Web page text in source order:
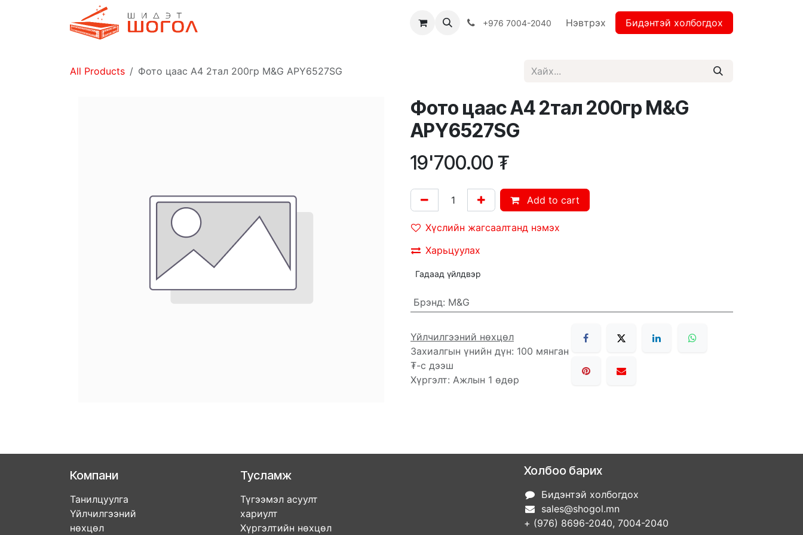
Хямдрал ♻️ Эко шогол+976 7004-2040 Нэвтрэх Бидэнтэй холбогдох
All Products Фото цаас A4 2тал 200гр M&G APY6527SG
Фото цаас A4 2тал 200гр M&G
APY6527SG
19'700.00 ₮
Add to cart
Хүслийн жагсаалтанд нэмэх
Харьцуулах
Гадаад үйлдвэр
Брэнд: M&G
Үйлчилгээний нөхцөл
Захиалгын үнийн дүн: 100 мянган
₮-с дээш
Хүргэлт: Ажлын 1 өдөр
Компани
Танилцуулга
Үйлчилгээний
нөхцөл
Тусламж
Түгээмэл асуулт
хариулт
Хүргэлтийн нөхцөл
Холбоо барих
Бидэнтэй холбогдох
sales@shogol.mn
+ (976) 8696-2040, 7004-2040